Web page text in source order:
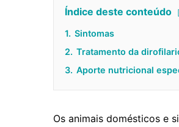
Índice deste conteúdo
1. Sintomas
2. Tratamento da
3. Aporte nutricional
Os animais domésticos e